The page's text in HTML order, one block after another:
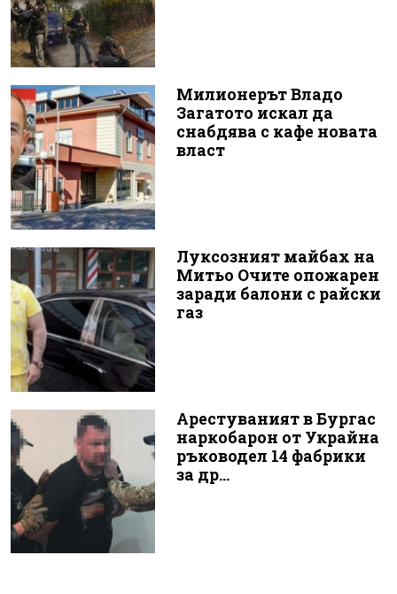
Милионерът Владо
Загатото искал да
снабдява с кафе новата
власт
Луксозният майбах на
Митьо Очите опожарен
заради балони с райски
газ
Арестуваният в Бургас
наркобарон от Украйна
ръководел 14 фабрики
за др...